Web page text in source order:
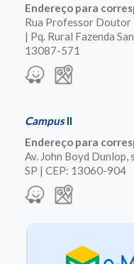
Endereço para
Rua Professor Doutor
| Pq. Rural Fazenda
13087-571
CampusII
Endereço para
Av. John Boyd Dunlop,
SP | CEP: 13060-904